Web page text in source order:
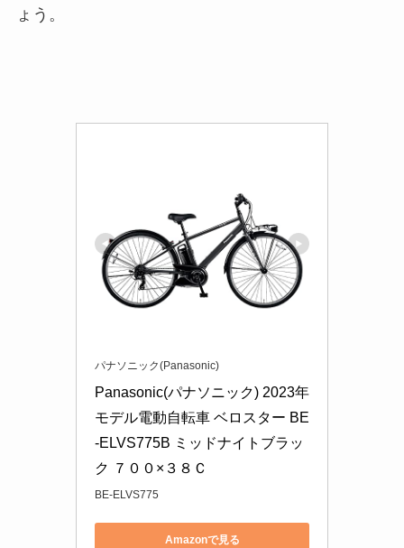
ょう。
パナソニック(Panasonic)
Panasonic(パナソニック) 2023年
モデル電動自転車 ベロスター BE
-ELVS775B ミッドナイトブラッ
ク ７００×３８Ｃ
BE-ELVS775
Amazonで見る